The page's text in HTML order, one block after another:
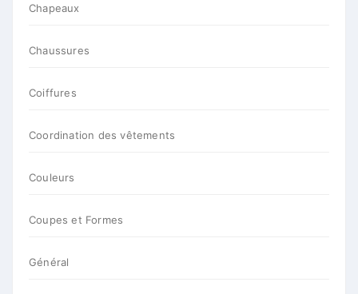
Chapeaux
Chaussures
Coiffures
Coordination des vêtements
Couleurs
Coupes et Formes
Général